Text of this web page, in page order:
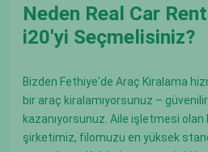
Neden Real Car
i20'yi Seçmelisiniz?
Bizden Fethiye'de Araç Kiralama
bir araç kiralamıyorsunuz –
kazanıyorsunuz. Aile işletmesi
şirketimiz, filomuzu en yüksek